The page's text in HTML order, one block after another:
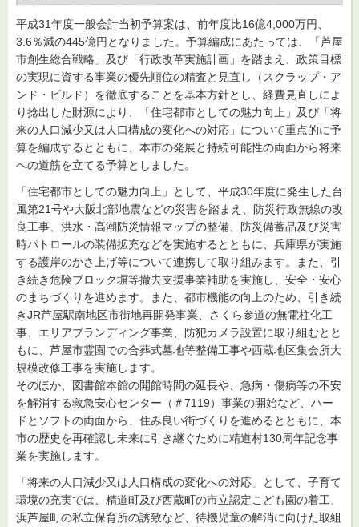
平成31年度一般会計当初予算案は、前年度比16億4,000万円、
3.6％減の445億円となりました。予算編成にあたっては、「芦屋
市創生総合戦略」及び「行政改革実施計画」を踏まえ、政策目標
の実現に資する事業の優先順位の精査と見直し（スクラップ・ア
ンド・ビルド）を徹底することを基本方針とし、経費見直しによ
り捻出した財源により、「住宅都市としての魅力向上」及び「将
来の人口減少又は人口構成の変化への対応」について重点的に予
算を編成するとともに、本市の発展と持続可能性の両面から将来
への道筋を立てる予算としました。
「住宅都市としての魅力向上」として、平成30年度に発生した台
風第21号や大阪北部地震などの災害を踏まえ、防災行政無線の改
良工事、洪水・高潮防災情報マップの整備、防災備蓄品及び災害
時パトロールの装備拡充などを実施するとともに、兵庫県が実施
する護岸のかさ上げ等について連携して取り組みます。また、引
き続き危険ブロック塀等撤去支援事業補助を実施し、安全・安心
のまちづくりを進めます。また、都市機能の向上のため、引き続
きJR芦屋駅南地区市街地再開発事業、さくら参道の無電柱化工
事、エリアブランディング事業、防犯カメラ設置に取り組むとと
もに、芦屋市霊園での合葬式墓地等整備工事や西蔵地区集会所大
規模改修工事を実施します。
そのほか、図書館本館の開館時間の延長や、急病・傷病等の不安
を解消する救急安心センター（＃7119）事業の開始など、ハー
ドとソフトの両面から、住み良い街づくりを進めるとともに、本
市の歴史を再確認し未来に引き継ぐために精道村130周年記念事
業を実施します。
「将来の人口減少又は人口構成の変化への対応」として、子育て
環境の充実では、精道町及び西蔵町の市立認定こども園の着工、
浜芦屋町の私立保育所の誘致など、待機児童の解消に向けた取組